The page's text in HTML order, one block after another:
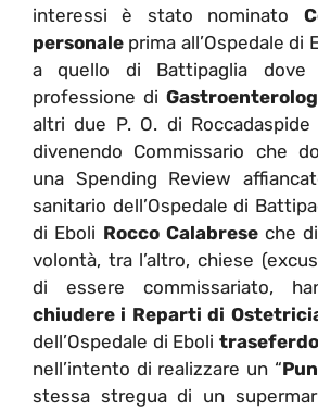
interessi è stato nominato
personale prima all’Ospedale di
a quello di Battipaglia dove
professione di
altri due P. O. di
divenendo Commissario che
una Spending Review
sanitario dell’Ospedale di
di Eboli Rocco Calabreseche di
volontà, tra l’altro, chiese
di essere commissariato,
chiudere i Reparti di
dell’Ospedale di Eboli
nell’intento di realizzare un “
stessa stregua di un